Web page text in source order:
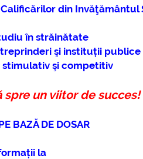
din Invăţământul
în străinătate
şi instituții publice
şi competitiv
spre un viitor de succes!
BAZĂ DE DOSAR
la